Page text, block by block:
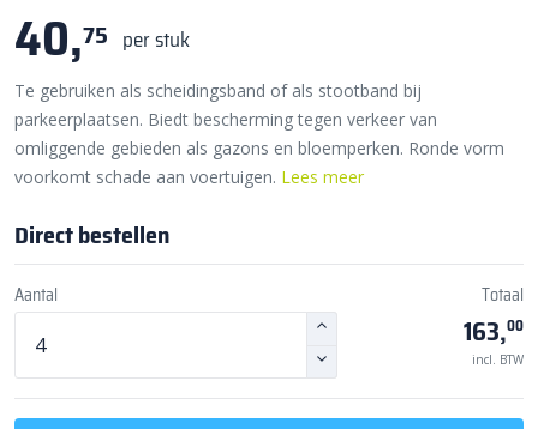
40,75 per stuk
Te gebruiken als scheidingsband of als stootband bij
parkeerplaatsen. Biedt bescherming tegen verkeer van
omliggende gebieden als gazons en bloemperken. Ronde vorm
voorkomt schade aan voertuigen. Lees meer
Direct bestellen
Aantal Totaal
163,00
incl. BTW